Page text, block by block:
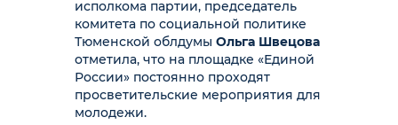
исполкома партии, председатель
комитета по социальной политике
Тюменской облдумы Ольга Швецова
отметила, что на площадке «Единой
России» постоянно проходят
просветительские мероприятия для
молодежи.